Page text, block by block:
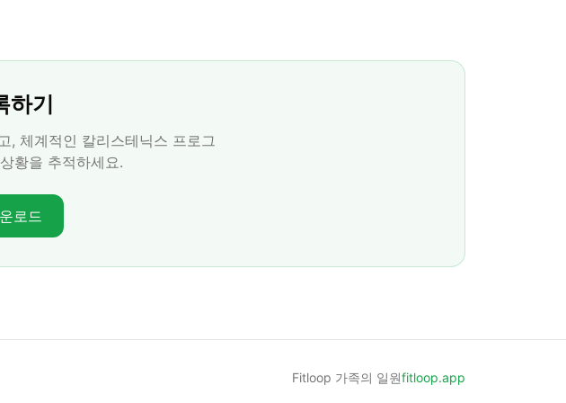
기
, 체계적인 칼리스테닉스 프로그
황을 추적하세요.
로드
Fitloop 가족의 일원fitloop.app